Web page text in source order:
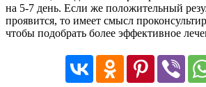
на 5-7 день. Если же положительный
проявится, то имеет смысл
чтобы подобрать более эффективное